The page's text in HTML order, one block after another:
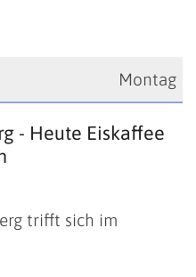
Montag
- Heute Eiskaffee
trifft sich im